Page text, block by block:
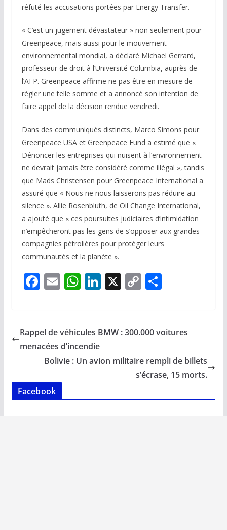
réfuté les accusations portées par Energy Transfer.
« C’est un jugement dévastateur » non seulement pour
Greenpeace, mais aussi pour le mouvement
environnemental mondial, a déclaré Michael Gerrard,
professeur de droit à l’Université Columbia, auprès de
l’AFP. Greenpeace affirme ne pas être en mesure de
régler une telle somme et a annoncé son intention de
faire appel de la décision rendue vendredi.
Dans des communiqués distincts, Marco Simons pour
Greenpeace USA et Greenpeace Fund a estimé que «
Dénoncer les entreprises qui nuisent à l’environnement
ne devrait jamais être considéré comme illégal », tandis
que Mads Christensen pour Greenpeace International a
assuré que « Nous ne nous laisserons pas réduire au
silence ». Allie Rosenbluth, de Oil Change International,
a ajouté que « ces poursuites judiciaires d’intimidation
n’empêcheront pas les gens de s’opposer aux grandes
compagnies pétrolières pour protéger leurs
communautés et la planète ».
F
b
o
o
k
E
l
W
s
A
p
Li
e
n
X C
y
n
k
P
g
Rappel de véhicules BMW : 300.000 voitures
menacées d’incendie
Bolivie : Un avion militaire rempli de billets
s’écrase, 15 morts.
Facebook